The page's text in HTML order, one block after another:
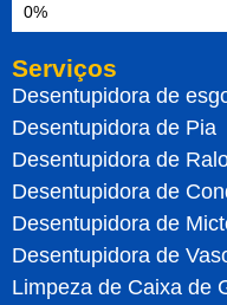
Serviços
Desentupidora de
Desentupidora de Pia
Desentupidora de
Desentupidora de
Desentupidora de
Desentupidora de
Limpeza de Caixa de